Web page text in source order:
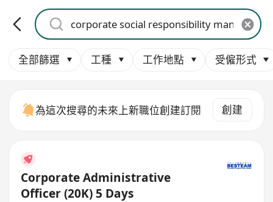
全部篩選 工種 工作地點 受僱形式
為這次搜尋的未來上新職位創建訂閱 創建
Corporate Administrative
Officer (20K) 5 Days